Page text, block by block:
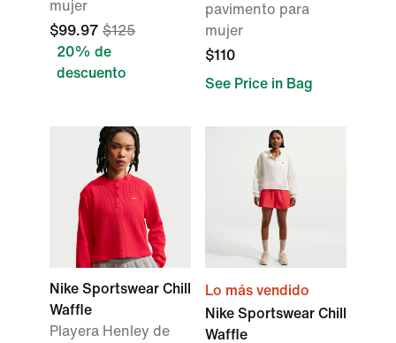
mujer
$99.97 $125
20% de
descuento
pavimento para
mujer
$110
See Price in Bag
Nike Sportswear Chill
Waffle
Playera Henley de
Lo más vendido
Nike Sportswear Chill
Waffle